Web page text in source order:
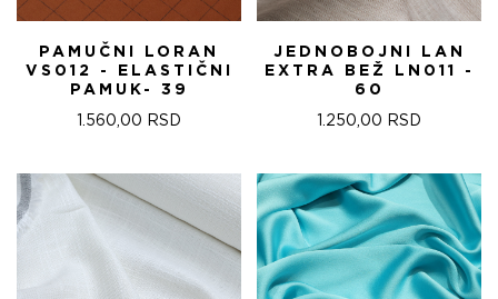
PAMUČNI LORAN
VS012 - ELASTIČNI
PAMUK- 39
1.560,00 RSD
JEDNOBOJNI LAN
EXTRA BEŽ LN011 -
60
1.250,00 RSD